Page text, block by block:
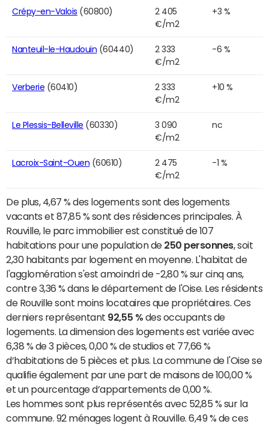
Crépy-en-Valois (60800)
2 405
€/m2
+3 %
Nanteuil-le-Haudouin (60440)
2 333
€/m2
-6 %
Verberie (60410)
2 333
€/m2
+10 %
Le Plessis-Belleville (60330)
3 090
€/m2
nc
Lacroix-Saint-Ouen (60610)
2 475
€/m2
-1 %
De plus, 4,67 % des logements sont des logements
vacants et 87,85 % sont des résidences principales. À
Rouville, le parc immobilier est constitué de 107
habitations pour une population de 250 personnes, soit
2,30 habitants par logement en moyenne. L'habitat de
l'agglomération s'est amoindri de -2,80 % sur cinq ans,
contre 3,36 % dans le département de l'Oise. Les résidents
de Rouville sont moins locataires que propriétaires. Ces
derniers représentant 92,55 % des occupants de
logements. La dimension des logements est variée avec
6,38 % de 3 pièces, 0,00 % de studios et 77,66 %
d’habitations de 5 pièces et plus. La commune de l'Oise se
qualifie également par une part de maisons de 100,00 %
et un pourcentage d’appartements de 0,00 %.
Les hommes sont plus représentés avec 52,85 % sur la
commune. 92 ménages logent à Rouville. 6,49 % de ces